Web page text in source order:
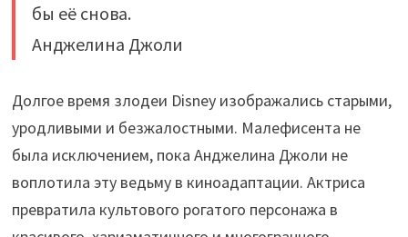
бы её снова.
Анджелина Джоли
Долгое время злодеи Disney изображались старыми,
уродливыми и безжалостными. Малефисента не
была исключением, пока Анджелина Джоли не
воплотила эту ведьму в киноадаптации. Актриса
превратила культового рогатого персонажа в